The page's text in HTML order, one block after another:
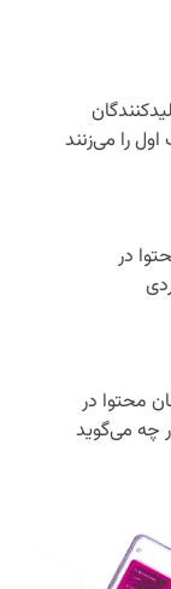
را می‌زنند
در
محتوا در